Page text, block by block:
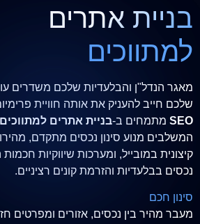
בניית אתרים
למתווכים
מאגר הנדל"ן והבלעדיות שלכם משדרים
שלכם חייב להעניק את אותה חוויית
SEO מתמחים ב-בניית אתרים למתווכים
המשלבים מנוע סינון נכסים מתקדם,
קיצונית במובייל, ומערכות שיווקיות
נכסים בבלעדיות והזרמת קונים רציניים.
סינון חכם
מעבר מהיר בין נכסים, אזורים ומפרטים